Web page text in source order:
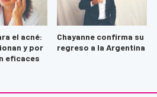
el acné:
y por
eficaces
Chayanne confirma su
regreso a la Argentina